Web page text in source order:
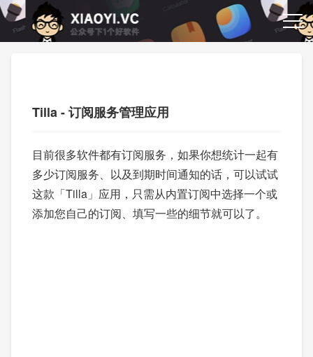
Tilla - 订阅服务管理应用
目前很多软件都有订阅服务，如果你想统计一起有
多少订阅服务、以及到期时间通知的话，可以试试
这款「Tilla」应用，只需从内置订阅中选择一个或
添加您自己的订阅、填写一些的细节就可以了。